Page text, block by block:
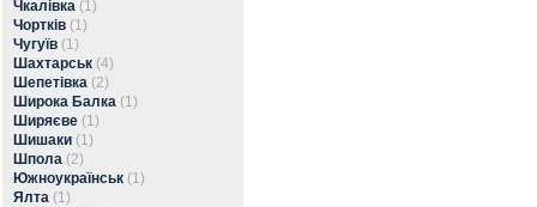
Чкалівка (1)
Чортків (1)
Чугуїв (1)
Шахтарськ (4)
Шепетівка (2)
Широка Балка (1)
Ширяєве (1)
Шишаки (1)
Шпола (2)
Южноукраїнськ (1)
Ялта (1)